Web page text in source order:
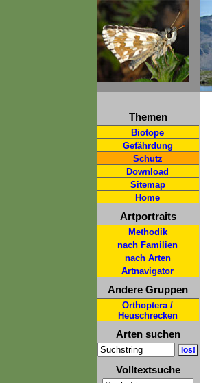
Themen
Biotope
Gefährdung
Schutz
Download
Sitemap
Home
Artportraits
Methodik
nach Familien
nach Arten
Artnavigator
Andere Gruppen
Orthoptera /
Heuschrecken
Arten suchen
Volltextsuche